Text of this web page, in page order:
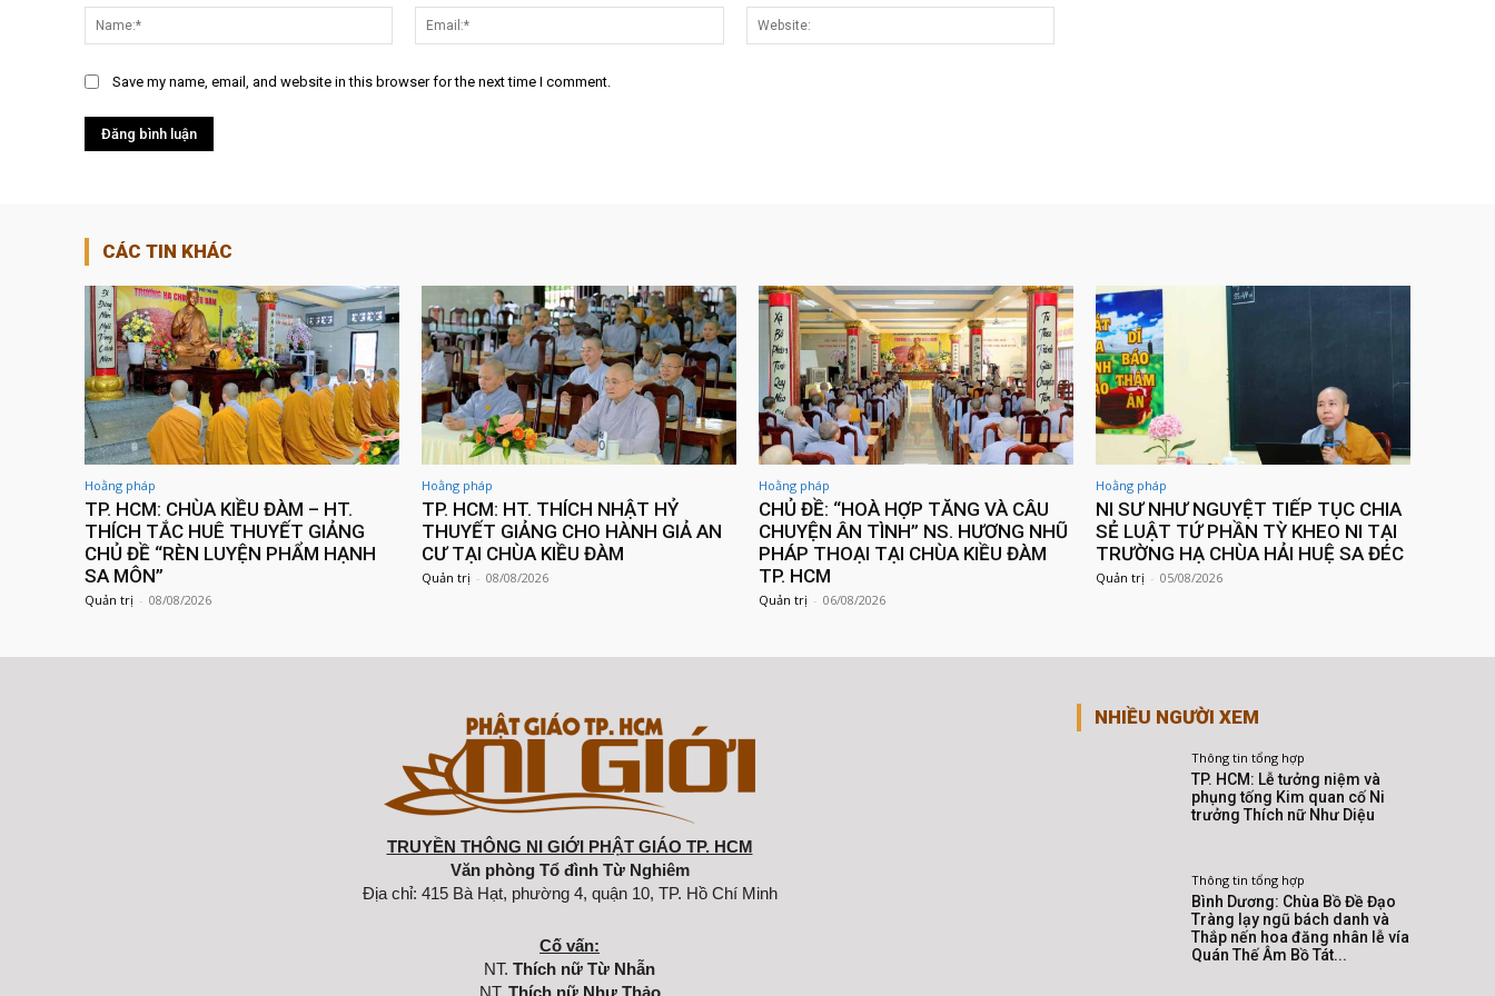
dung:
Name:* Email:*
Save my name, email, and website in this browser for the next time I comment.
CÁC TIN KHÁC
Hoằng pháp
TP. HCM: CHÙA KIỀU ĐÀM – HT.
THÍCH TẮC HUÊ THUYẾT GIẢNG
CHỦ ĐỀ “RÈN LUYỆN PHẨM HẠNH
SA MÔN”
Quản trị - 08/08/2026
Hoằng pháp
TP. HCM: HT. THÍCH NHẬT HỶ
THUYẾT GIẢNG CHO HÀNH GIẢ AN
CƯ TẠI CHÙA KIỀU ĐÀM
Quản trị - 08/08/2026
Hoằng pháp
CHỦ ĐỀ: “HOÀ HỢP TĂNG VÀ CÂU
CHUYỆN ÂN TÌNH” NS. HƯƠNG NHŨ
PHÁP THOẠI TẠI CHÙA KIỀU ĐÀM
TP. HCM
Quản trị - 06/08/2026
Hoằng pháp
NI SƯ NHƯ NGUYỆT TIẾP TỤC CHIA
SẺ LUẬT TỨ PHẦN TỲ KHEO NI TẠI
TRƯỜNG HẠ CHÙA HẢI HUỆ SA ĐÉC
Quản trị - 05/08/2026
TRUYỀN THÔNG NI GIỚI PHẬT GIÁO TP. HCM
Văn phòng Tổ đình Từ Nghiêm
Địa chỉ: 415 Bà Hạt, phường 4, quận 10, TP. Hồ Chí Minh
Cố vấn:
NT. Thích nữ Từ Nhẫn
NHIỀU NGƯỜI XEM
Thông tin tổng hợp
TP. HCM: Lễ tưởng niệm và
phụng tống Kim quan cố Ni
trưởng Thích nữ Như Diệu
Thông tin tổng hợp
Bình Dương: Chùa Bồ Đề Đạo
Tràng lạy ngũ bách danh và
Thắp nến hoa đăng nhân lễ vía
Quán Thế Âm Bồ Tát...